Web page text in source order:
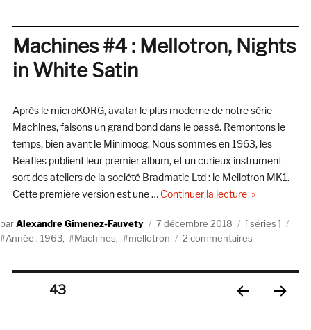
de
Machines #4 : Mellotron, Nights
in White Satin
Après le microKORG, avatar le plus moderne de notre série
Machines, faisons un grand bond dans le passé. Remontons le
temps, bien avant le Minimoog. Nous sommes en 1963, les
Beatles publient leur premier album, et un curieux instrument
sort des ateliers de la société Bradmatic Ltd : le Mellotron MK1.
Cette première version est une … Continuer la lecturede «
AuteurAlexandre Gimenez-Fauvety
Publié
le
7 décembre 2018 Catégories
séries
Année : 1963
Machines mellotron 2 commentairessur
Mellotron,
Pagination
PAGE43